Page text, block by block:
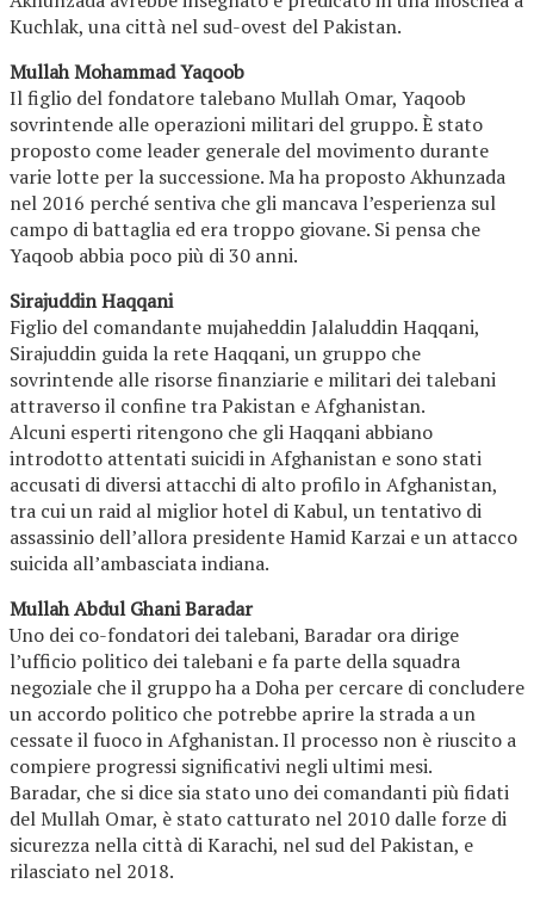
Kuchlak, una città nel sud-ovest del Pakistan.
Mullah Mohammad Yaqoob
Il figlio del fondatore talebano Mullah Omar, Yaqoob
sovrintende alle operazioni militari del gruppo. È stato
proposto come leader generale del movimento durante
varie lotte per la successione. Ma ha proposto Akhunzada
nel 2016 perché sentiva che gli mancava l’esperienza sul
campo di battaglia ed era troppo giovane. Si pensa che
Yaqoob abbia poco più di 30 anni.
SirajuddinHaqqani
Figlio del comandante mujaheddin Jalaluddin Haqqani,
Sirajuddin guida la rete Haqqani, un gruppo che
sovrintende alle risorse finanziarie e militari dei talebani
attraverso il confine tra Pakistan e Afghanistan.
Alcuni esperti ritengono che gli Haqqani abbiano
introdotto attentati suicidi in Afghanistan e sono stati
accusati di diversi attacchi di alto profilo in Afghanistan,
tra cui un raid al miglior hotel di Kabul, un tentativo di
assassinio dell’allora presidente Hamid Karzai e un attacco
suicida all’ambasciata indiana.
Mullah Abdul Ghani Baradar
Uno dei co-fondatori dei talebani, Baradar ora dirige
l’ufficio politico dei talebani e fa parte della squadra
negoziale che il gruppo ha a Doha per cercare di concludere
un accordo politico che potrebbe aprire la strada a un
cessate il fuoco in Afghanistan. Il processo non è riuscito a
compiere progressi significativi negli ultimi mesi.
Baradar, che si dice sia stato uno dei comandanti più fidati
del Mullah Omar, è stato catturato nel 2010 dalle forze di
sicurezza nella città di Karachi, nel sud del Pakistan, e
rilasciato nel 2018.